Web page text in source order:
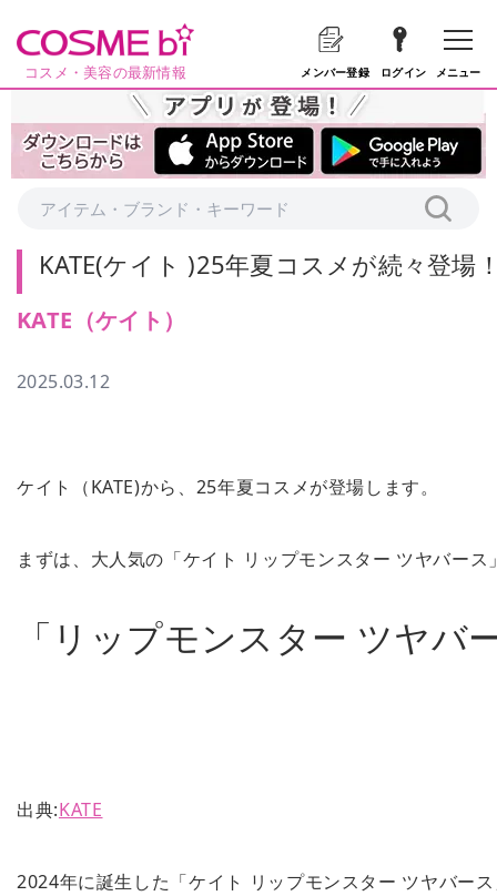
コスメ・美容の最新情報 メンバー登録 ログイン メニュー
KATE(ケイト )25年夏コスメが続々登場
KATE（ケイト）
2025.03.12
ケイト（KATE)から、25年夏コスメが登場します。
まずは、大人気の「ケイト リップモンスター ツヤバー
「リップモンスター ツヤバ
出典:KATE
2024年に誕生した「ケイト リップモンスター ツヤバー